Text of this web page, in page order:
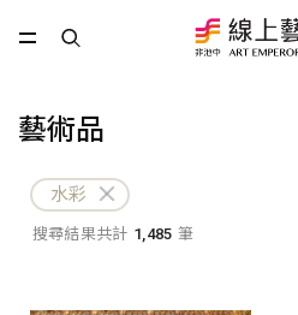
藝術品
水彩
搜尋結果共計 1,485 筆